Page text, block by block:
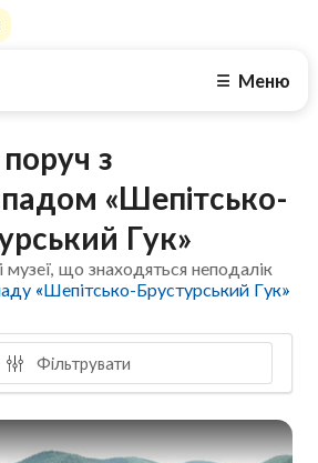
☰ Меню
з
«Шепітсько-
Гук»
що знаходяться неподалік
«Шепітсько-Брустурський Гук»
Фільтрувати